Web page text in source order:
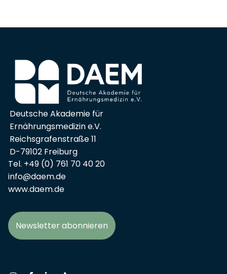
Deutsche Akademie für
Ernährungsmedizin e.V.
Reichsgrafenstraße 11
D-79102 Freiburg
Tel. +49 (0) 761 70 40 20
info@daem.de
www.daem.de
Newsletter abonnieren